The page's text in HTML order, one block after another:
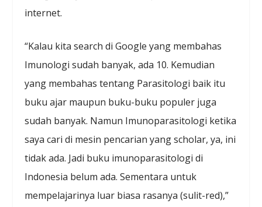
internet.
“Kalau kita search di Google yang membahas
Imunologi sudah banyak, ada 10. Kemudian
yang membahas tentang Parasitologi baik itu
buku ajar maupun buku-buku populer juga
sudah banyak. Namun Imunoparasitologi ketika
saya cari di mesin pencarian yang scholar, ya, ini
tidak ada. Jadi buku imunoparasitologi di
Indonesia belum ada. Sementara untuk
mempelajarinya luar biasa rasanya (sulit-red),”